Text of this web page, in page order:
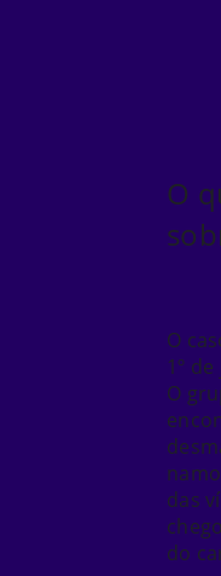
O
O
1º
O
das
do